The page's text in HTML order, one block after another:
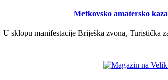
Metkovsko amatersko
U sklopu manifestacije Briješka zvona, Turistička